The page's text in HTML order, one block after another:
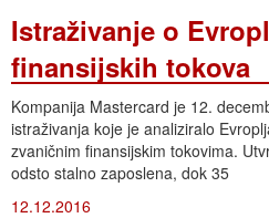
Istraživanje o
finansijskih tokova
Kompanija Mastercard je 12.
istraživanja koje je analiziralo
zvaničnim finansijskim tokovima.
odsto stalno zaposlena, dok 35
12.12.2016